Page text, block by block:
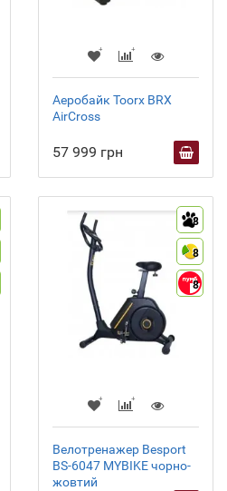
Аеробайк Toorx BRX
AirCross
57 999 грн
8
8
8
Велотренажер Besport
BS-6047 MYBIKE чорно-
жовтий